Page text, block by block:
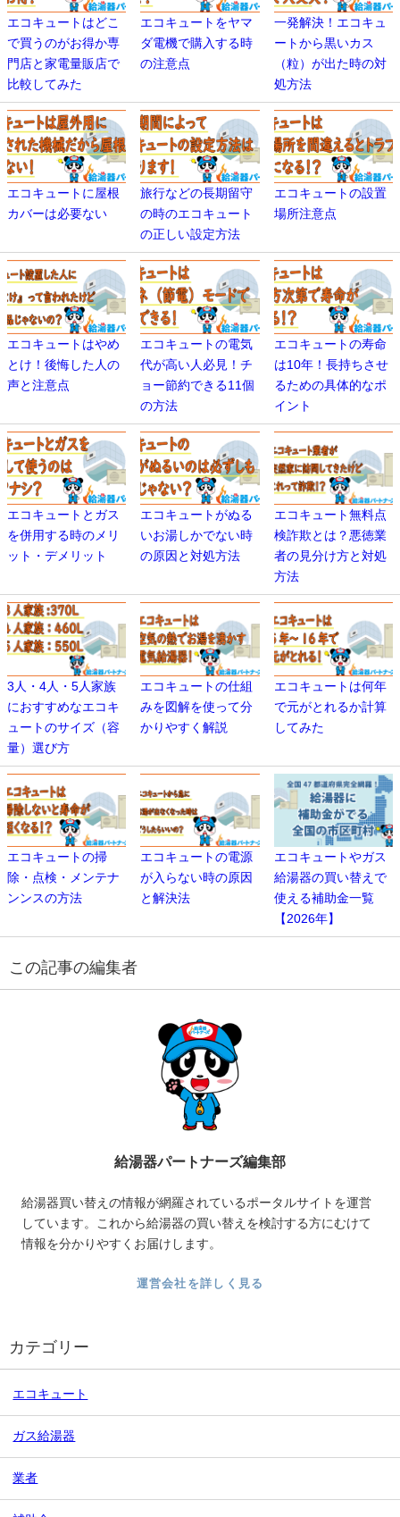
エコキュートはどこ
で買うのがお得か専
門店と家電量販店で
比較してみた
エコキュートをヤマ
ダ電機で購入する時
の注意点
一発解決！エコキュ
ートから黒いカス
（粒）が出た時の対
処方法
エコキュートに屋根
カバーは必要ない
旅行などの長期留守
の時のエコキュート
の正しい設定方法
エコキュートの設置
場所注意点
エコキュートはやめ
とけ！後悔した人の
声と注意点
エコキュートの電気
代が高い人必見！チ
ョー節約できる11個
の方法
エコキュートの寿命
は10年！長持ちさせ
るための具体的なポ
イント
エコキュートとガス
を併用する時のメリ
ット・デメリット
エコキュートがぬる
いお湯しかでない時
の原因と対処方法
エコキュート無料点
検詐欺とは？悪徳業
者の見分け方と対処
方法
3人・4人・5人家族
におすすめなエコキ
ュートのサイズ（容
量）選び方
エコキュートの仕組
みを図解を使って分
かりやすく解説
エコキュートは何年
で元がとれるか計算
してみた
エコキュートの掃
除・点検・メンテナ
ンンスの方法
エコキュートの電源
が入らない時の原因
と解決法
エコキュートやガス
給湯器の買い替えで
使える補助金一覧
【2026年】
この記事の編集者
給湯器パートナーズ編集部
給湯器買い替えの情報が網羅されているポータルサイトを運営
しています。これから給湯器の買い替えを検討する方にむけて
情報を分かりやすくお届けします。
運営会社を詳しく見る
カテゴリー
エコキュート
ガス給湯器
業者